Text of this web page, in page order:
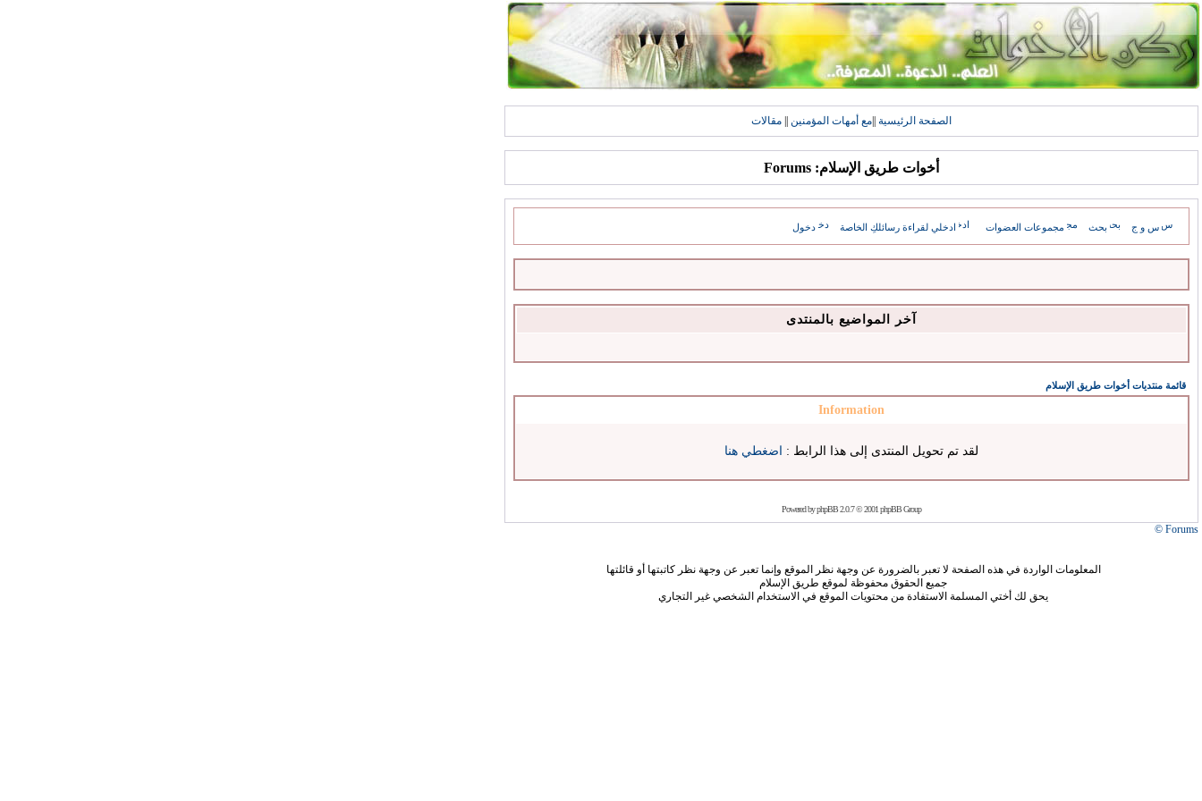
الصفحة الرئيسية مع أمهات المؤمنين مقالات
أخوات طريق الإسلام: Forums
س و ج بحث مجموعات العضوات ادخلي لقراءة رسائلكِ الخاصة دخول
آخر المواضيع بالمنتدى
قائمة منتديات أخوات طريق الإسلام
Information
لقد تم تحويل المنتدى إلى هذا الرابط : اضغطي هنا
Powered byphpBB2.0.7 © 2001 phpBB Group
Forums ©
المعلومات الواردة في هذه الصفحة لا تعبر بالضرورة عن وجهة نظر الموقع وإنما تعبر عن وجهة نظر كاتبتها أو قائلتها
جميع الحقوق محفوظة لموقع طريق الإسلام
يحق لك أختي المسلمة الاستفادة من محتويات الموقع في الاستخدام الشخصي غير التجاري